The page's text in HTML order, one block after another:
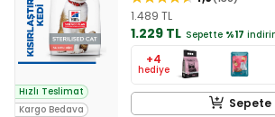
Hızlı Teslimat
Kargo Bedava
1.489 TL
1.229 TL Sepette %17
+4
hediye
Sepete